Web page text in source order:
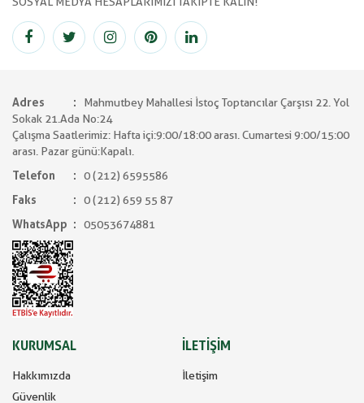
Adres
Mahmutbey Mahallesi İstoç Toptancılar Çarşısı 22. Yol
Sokak 21.Ada No:24
Çalışma Saatlerimiz: Hafta içi:9:00/18:00 arası. Cumartesi 9:00/15:00
arası. Pazar günü:Kapalı.
Telefon
0 (212) 6595586
Faks
0 (212) 659 55 87
WhatsApp
05053674881
KURUMSAL
Hakkımızda
Güvenlik
İLETİŞİM
İletişim